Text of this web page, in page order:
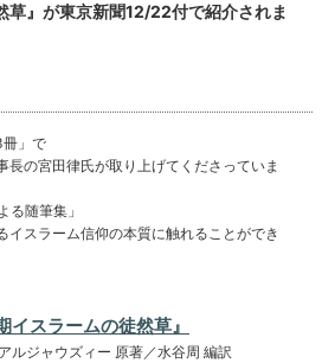
草』が東京新聞12/22付で紹介されま
」で
長の宮田律氏が取り上げてくださっていま
る随筆集」
イスラーム信仰の本質に触れることができ
イスラームの徒然草』
ルジャウズィー 原著／水谷周 編訳